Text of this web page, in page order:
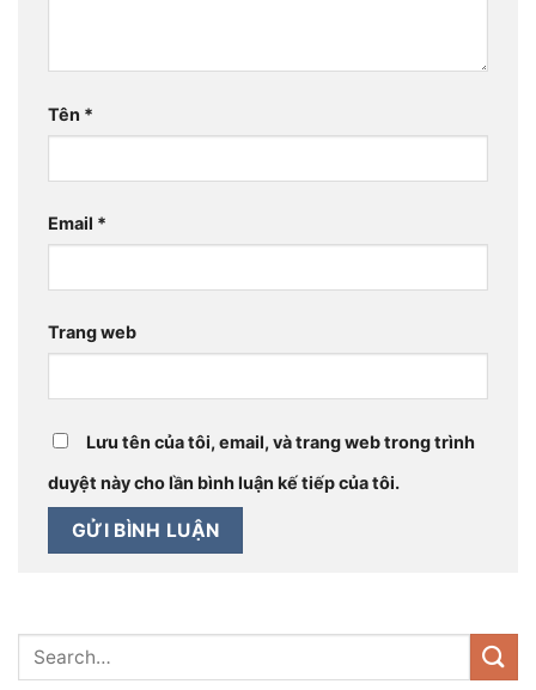
Tên *
Email *
Trang web
Lưu tên của tôi, email, và trang web trong trình
duyệt này cho lần bình luận kế tiếp của tôi.